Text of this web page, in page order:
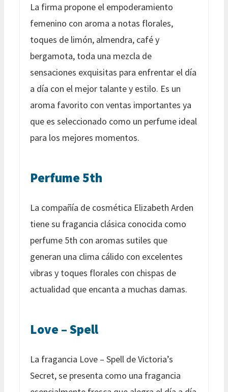
La firma propone el empoderamiento
femenino con aroma a notas florales,
toques de limón, almendra, café y
bergamota, toda una mezcla de
sensaciones exquisitas para enfrentar el día
a día con el mejor talante y estilo. Es un
aroma favorito con ventas importantes ya
que es seleccionado como un perfume ideal
para los mejores momentos.
Perfume 5th
La compañía de cosmética Elizabeth Arden
tiene su fragancia clásica conocida como
perfume 5th con aromas sutiles que
generan una clima cálido con excelentes
vibras y toques florales con chispas de
actualidad que encanta a muchas damas.
Love – Spell
La fragancia Love – Spell de Victoria’s
Secret, se presenta como una fragancia